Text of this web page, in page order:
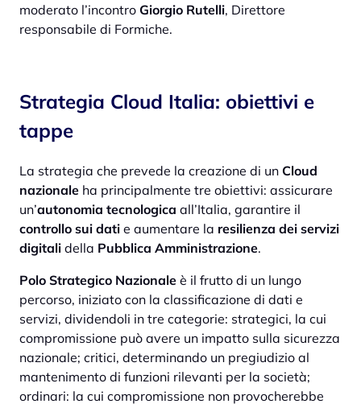
moderato l’incontro Giorgio Rutelli, Direttore
responsabile di Formiche.
Strategia Cloud Italia: obiettivi e
tappe
La strategia che prevede la creazione di un Cloud
nazionale ha principalmente tre obiettivi: assicurare
un’autonomia tecnologica all’Italia, garantire il
controllo sui dati e aumentare la resilienza dei servizi
digitali della Pubblica Amministrazione.
Polo Strategico Nazionale è il frutto di un lungo
percorso, iniziato con la classificazione di dati e
servizi, dividendoli in tre categorie: strategici, la cui
compromissione può avere un impatto sulla sicurezza
nazionale; critici, determinando un pregiudizio al
mantenimento di funzioni rilevanti per la società;
ordinari: la cui compromissione non provocherebbe